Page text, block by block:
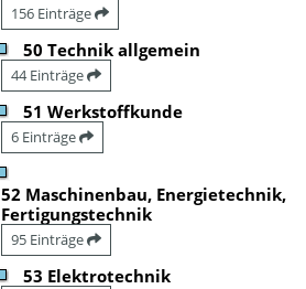
156 Einträge
50 Technik allgemein
44 Einträge
51 Werkstoffkunde
6 Einträge
52 Maschinenbau, Energietechnik,
Fertigungstechnik
95 Einträge
53 Elektrotechnik